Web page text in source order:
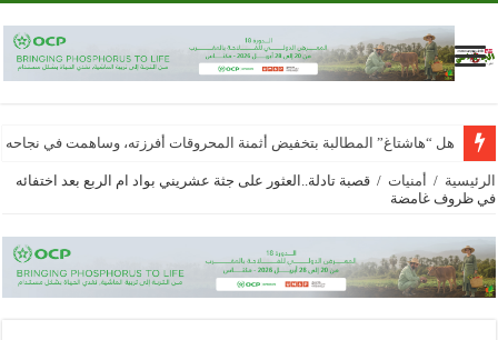
هل “هاشتاغ” المطالبة بتخفيض أثمنة المحروقات أفرزته، وساهمت في
الرئيسية / أمنيات / قصبة تادلة..العثور على جثة عشريني بواد ام الربع بعد اختفائه
في ظروف غامضة